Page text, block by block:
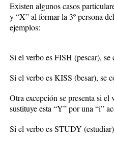
Existen algunos casos
y “X” al formar la 3º persona
ejemplos:
Si el verbo es FISH (pescar),
Si el verbo es KISS (besar), se
Otra excepción se presenta si
sustituye esta “Y” por una “i”
Si el verbo es STUDY